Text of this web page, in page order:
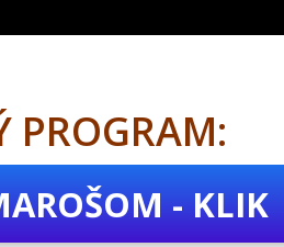
PROGRAM:
- KLIK